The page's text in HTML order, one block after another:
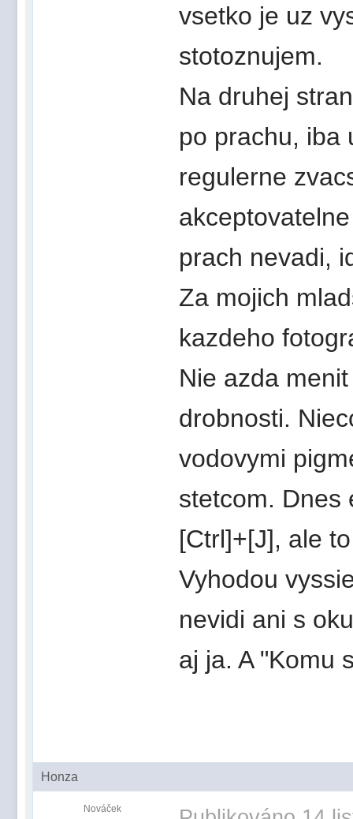
vsetko je uz
stotoznujem.
Na druhej
po prachu, iba
regulerne
prach nevadi,
Za mojich
kazdeho
Nie azda
drobnosti.
vodovymi
stetcom. Dnes
[Ctrl]+[J], ale
Vyhodou
nevidi ani s
aj ja. A "Komu
Honza
Nováček